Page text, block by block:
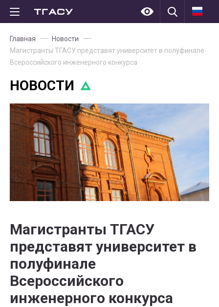
Главная
Новости
Магистранты ТГАСУ представят университет в полуфинале
Всероссийского инженерного конкурса
НОВОСТИ
Магистранты ТГАСУ
представят университет в
полуфинале
Всероссийского
инженерного конкурса